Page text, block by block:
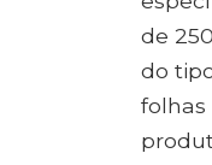
de
do
folhas